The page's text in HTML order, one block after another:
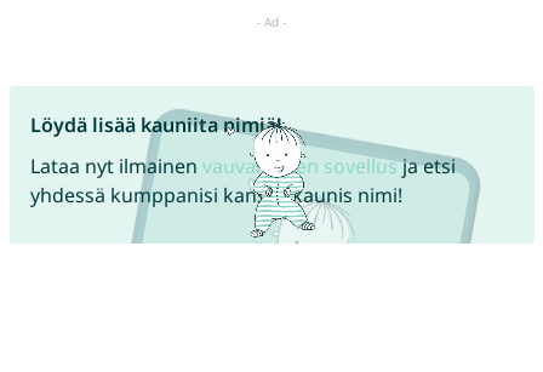
Löydä lisää kauniita nimiä!
Lataa nyt ilmainen vauvanimien sovellusja etsi
yhdessä kumppanisi kanssa kaunis nimi!